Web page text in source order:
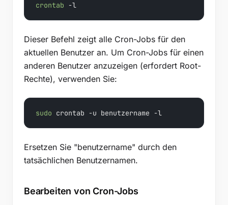
crontab -l
Dieser Befehl zeigt alle Cron-Jobs für den
aktuellen Benutzer an. Um Cron-Jobs für einen
anderen Benutzer anzuzeigen (erfordert Root-
Rechte), verwenden Sie:
sudo crontab -u benutzername -l
Ersetzen Sie "benutzername" durch den
tatsächlichen Benutzernamen.
Bearbeiten von Cron-Jobs